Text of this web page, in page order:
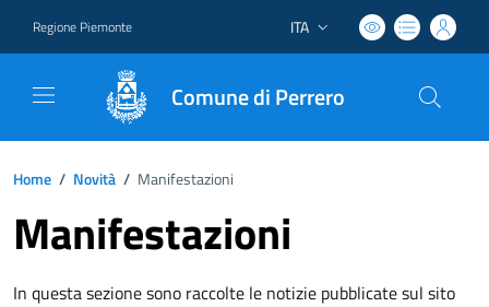
Regione Piemonte Lingua attiva:
ITA
Comune di Perrero
Home / Novità / Manifestazioni
Manifestazioni
In questa sezione sono raccolte le notizie pubblicate sul sito